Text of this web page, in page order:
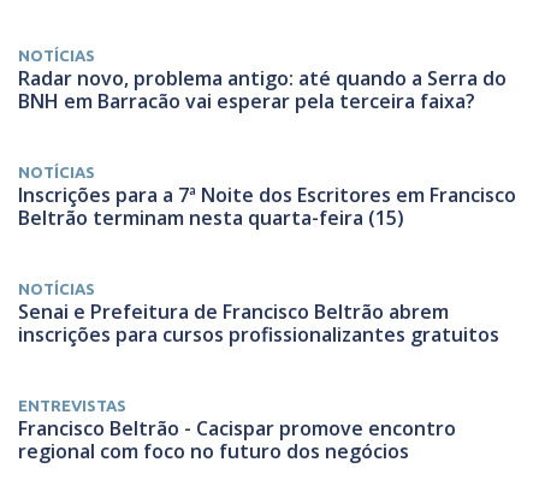
NOTÍCIAS
Radar novo, problema antigo: até quando a Serra do
BNH em Barracão vai esperar pela terceira faixa?
NOTÍCIAS
Inscrições para a 7ª Noite dos Escritores em Francisco
Beltrão terminam nesta quarta-feira (15)
NOTÍCIAS
Senai e Prefeitura de Francisco Beltrão abrem
inscrições para cursos profissionalizantes gratuitos
ENTREVISTAS
Francisco Beltrão - Cacispar promove encontro
regional com foco no futuro dos negócios